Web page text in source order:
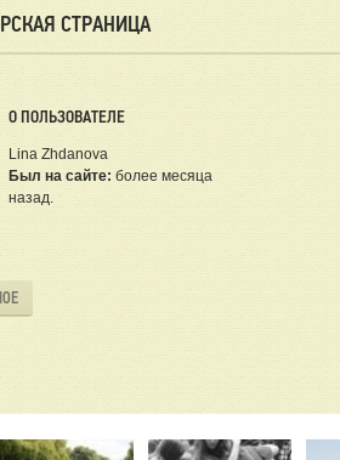
СТРАНИЦА
О ПОЛЬЗОВАТЕЛЕ
Lina Zhdanova
Был на сайте: более месяца
назад.